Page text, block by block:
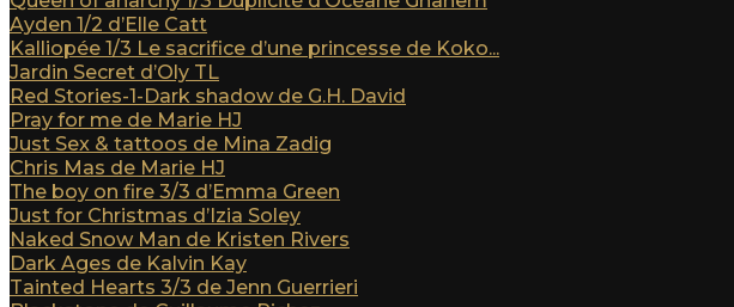
Ayden 1/2 d’Elle Catt
Kalliopée 1/3 Le sacrifice d’une princesse de Koko...
Jardin Secret d’Oly TL
Red Stories-1-Dark shadow de G.H. David
Pray for me de Marie HJ
Just Sex & tattoos de Mina Zadig
Chris Mas de Marie HJ
The boy on fire 3/3 d’Emma Green
Just for Christmas d’Izia Soley
Naked Snow Man de Kristen Rivers
Dark Ages de Kalvin Kay
Tainted Hearts 3/3 de Jenn Guerrieri